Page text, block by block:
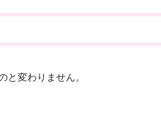
変わりません。